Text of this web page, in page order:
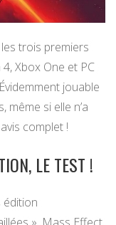
trois premiers
Xbox One et PC
jouable
si elle n’a
complet !
LE TEST !
édition
». Mass Effect